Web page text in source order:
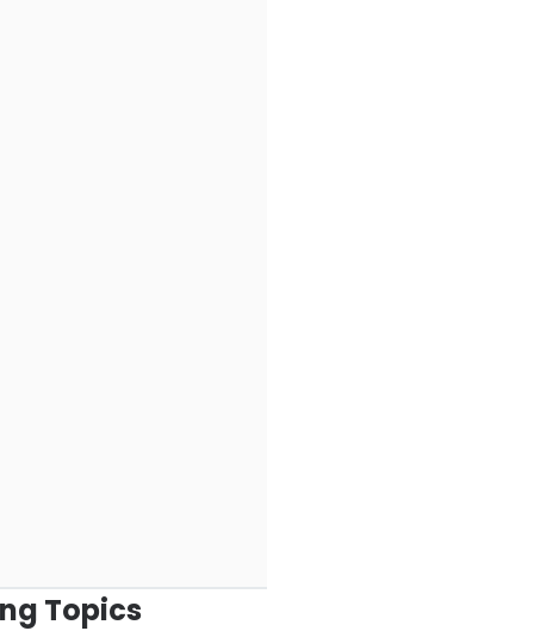
Topics